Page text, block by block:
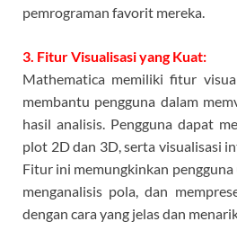
pemrograman favorit mereka.
3. Fitur Visualisasi yang Kuat:
Mathematica memiliki fitur
membantu pengguna dalam
hasil analisis. Pengguna dapat
plot 2D dan 3D, serta visualisasi
Fitur ini memungkinkan
menganalisis pola, dan
dengan cara yang jelas dan